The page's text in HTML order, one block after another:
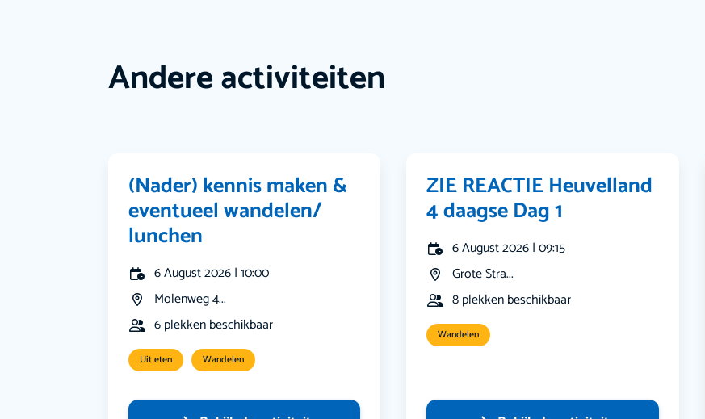
Andere activiteiten
(Nader) kennis maken &
eventueel wandelen/
lunchen
6 August 2026 | 10:00
Molenweg 4...
6 plekken beschikbaar
Uit eten Wandelen
ZIE REACTIE Heuvelland
4 daagse Dag 1
6 August 2026 | 09:15
Grote Stra...
8 plekken beschikbaar
Wandelen